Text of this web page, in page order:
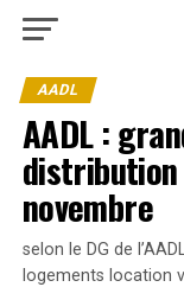
AADL
AADL :
distribution
novembre
selon le DG de
logements location